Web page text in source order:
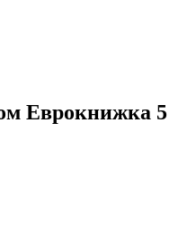
Еврокнижка 5